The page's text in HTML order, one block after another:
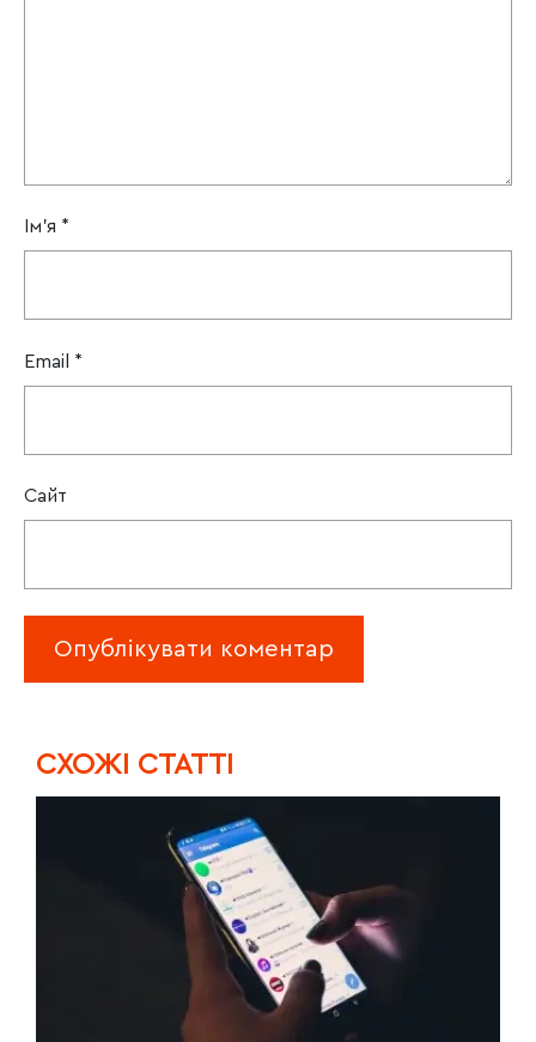
Ім'я *
Email *
Сайт
CХОЖІ СТАТТІ